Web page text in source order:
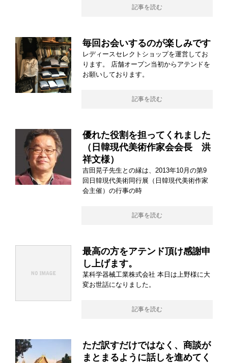
記事を読む
毎回お会いするのが楽しみです
レディースセレクトショップを運営してお
ります。 店舗オープン当初からアテンドを
お願いしております。
記事を読む
優れた役割を担ってくれました
（日韓現代美術作家会会長 洪
祥文様）
吉田晃子先生との縁は、2013年10月の第9
回日韓現代美術同行展（日韓現代美術作家
会主催）の行事の時
記事を読む
最高の方をアテンド頂け感謝申
し上げます。
某科学器械工業株式会社 本日は上野様に大
変お世話になりました。
記事を読む
ただ訳すだけではなく、商談が
まとまるように話しを進めてく